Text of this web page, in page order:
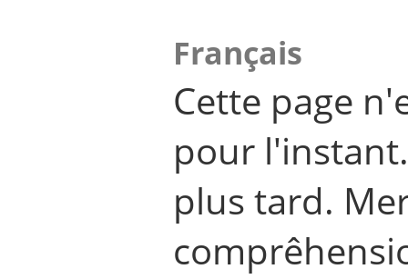
Français
Cette page
pour
plus tard.